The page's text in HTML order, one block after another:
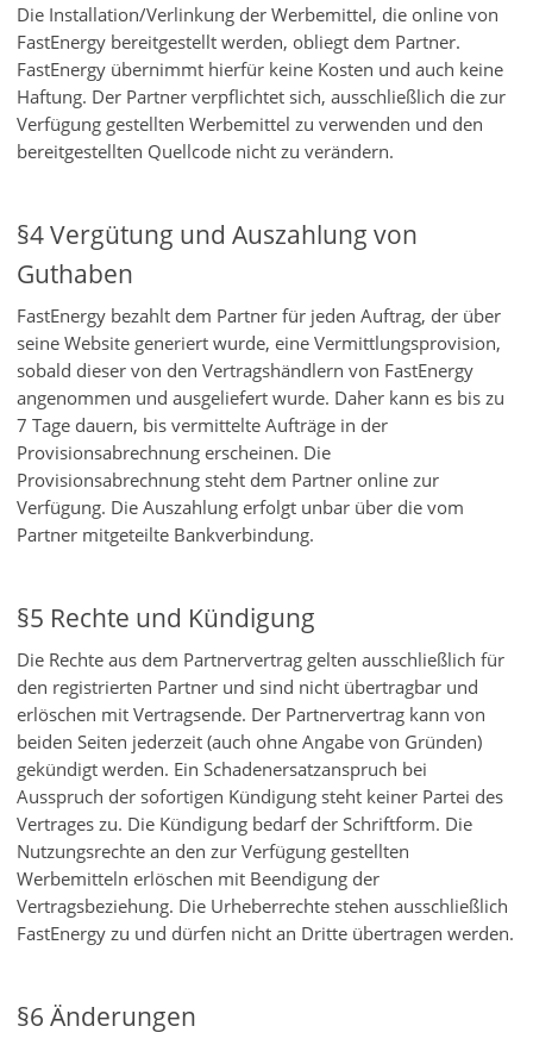
Die Installation/Verlinkung der Werbemittel, die online von
FastEnergy bereitgestellt werden, obliegt dem Partner.
FastEnergy übernimmt hierfür keine Kosten und auch keine
Haftung. Der Partner verpflichtet sich, ausschließlich die zur
Verfügung gestellten Werbemittel zu verwenden und den
bereitgestellten Quellcode nicht zu verändern.
§4 Vergütung und Auszahlung von
Guthaben
FastEnergy bezahlt dem Partner für jeden Auftrag, der über
seine Website generiert wurde, eine Vermittlungsprovision,
sobald dieser von den Vertragshändlern von FastEnergy
angenommen und ausgeliefert wurde. Daher kann es bis zu
7 Tage dauern, bis vermittelte Aufträge in der
Provisionsabrechnung erscheinen. Die
Provisionsabrechnung steht dem Partner online zur
Verfügung. Die Auszahlung erfolgt unbar über die vom
Partner mitgeteilte Bankverbindung.
§5 Rechte und Kündigung
Die Rechte aus dem Partnervertrag gelten ausschließlich für
den registrierten Partner und sind nicht übertragbar und
erlöschen mit Vertragsende. Der Partnervertrag kann von
beiden Seiten jederzeit (auch ohne Angabe von Gründen)
gekündigt werden. Ein Schadenersatzanspruch bei
Ausspruch der sofortigen Kündigung steht keiner Partei des
Vertrages zu. Die Kündigung bedarf der Schriftform. Die
Nutzungsrechte an den zur Verfügung gestellten
Werbemitteln erlöschen mit Beendigung der
Vertragsbeziehung. Die Urheberrechte stehen ausschließlich
FastEnergy zu und dürfen nicht an Dritte übertragen werden.
§6 Änderungen